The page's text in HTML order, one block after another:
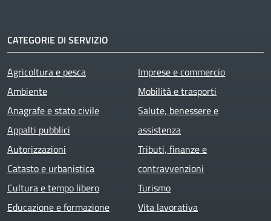
CATEGORIE DI SERVIZIO
Agricoltura e pesca
Ambiente
Anagrafe e stato civile
Appalti pubblici
Autorizzazioni
Catasto e urbanistica
Cultura e tempo libero
Educazione e formazione
Imprese e commercio
Mobilità e trasporti
Salute, benessere e
assistenza
Tributi, finanze e
contravvenzioni
Turismo
Vita lavorativa